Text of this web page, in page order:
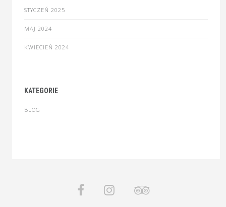
STYCZEŃ 2025
MAJ 2024
KWIECIEŃ 2024
KATEGORIE
BLOG